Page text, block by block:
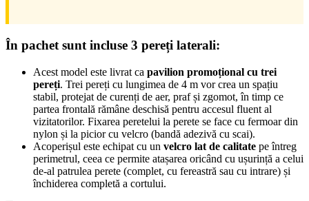
În pachet sunt incluse 3 pereți laterali:
Acest model este livrat ca pavilion promoțional cu trei
pereți. Trei pereți cu lungimea de 4 m vor crea un spațiu
stabil, protejat de curenți de aer, praf și zgomot, în timp ce
partea frontală rămâne deschisă pentru accesul fluent al
vizitatorilor. Fixarea peretelui la perete se face cu fermoar din
nylon și la picior cu velcro (bandă adezivă cu scai).
Acoperișul este echipat cu un velcro lat de calitate pe întreg
perimetrul, ceea ce permite atașarea oricând cu ușurință a celui
de-al patrulea perete (complet, cu fereastră sau cu intrare) și
închiderea completă a cortului.